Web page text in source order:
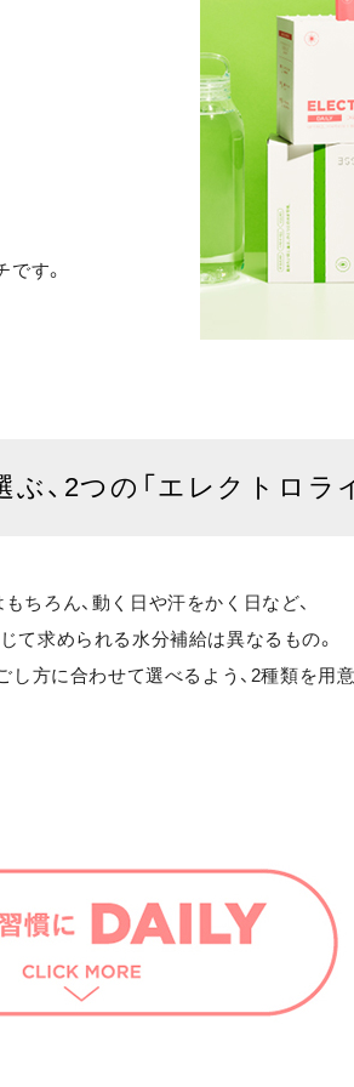
す。
、2つの「エレクトロラ
ちろん、動く日や汗をかく日など、
て求められる水分補給は異なるもの。
し方に合わせて選べるよう、2種類を用